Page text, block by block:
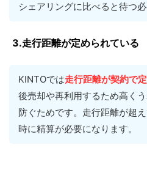
シェアリングに比べると待つ必
3.走行距離が定められている
KINTOでは走行距離が契約で
後売却や再利用するため高く
防ぐためです。走行距離が超
時に精算が必要になります。